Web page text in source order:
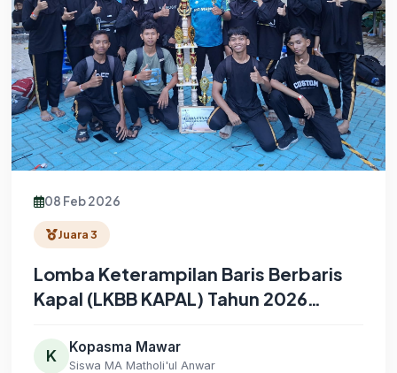
08 Feb 2026
Juara 3
Lomba Keterampilan Baris Berbaris
Kapal (LKBB KAPAL) Tahun 2026
K Kopasma Mawar
Siswa MA Matholi'ul Anwar